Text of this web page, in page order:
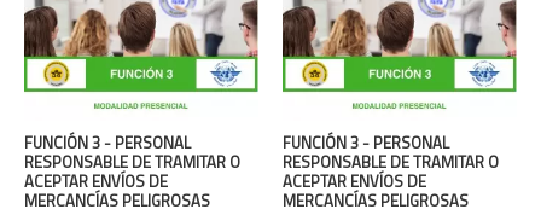
FUNCIÓN 3 - PERSONAL
RESPONSABLE DE TRAMITAR O
ACEPTAR ENVÍOS DE
MERCANCÍAS PELIGROSAS
FUNCIÓN 3 - PERSONAL
RESPONSABLE DE TRAMITAR O
ACEPTAR ENVÍOS DE
MERCANCÍAS PELIGROSAS